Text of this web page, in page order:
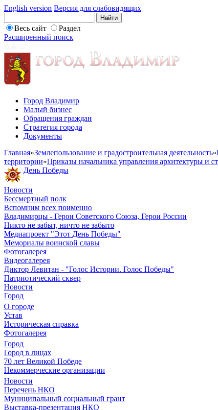
English version Версия для слабовидящих
Весь сайт
Раздел
Расширенный поиск
Город Владимир
Малый бизнес
Обращения граждан
Стратегия города
Документы
Главная»Землепользование и градостроительная деятельность»
территории»Приказы начальника управления архитектуры и
День Победы
Новости
Бессмертный полк
Вспомним всех поименно
Владимирцы - Герои Советского Союза, Герои России
Никто не забыт, ничто не забыто
Медиапроект "Этот День Победы"
Мемориалы воинской славы
Фотогалерея
Видеогалерея
Диктор Левитан - "Голос Истории. Голос Победы"
Патриотический сквер
Новости
Город
О городе
Устав
Историческая справка
Фотогалерея
Город
Город в лицах
70 лет Великой Победе
Некоммерческие организации
Новости
Перечень НКО
Муниципальный социальный грант
Выставка-презентация НКО